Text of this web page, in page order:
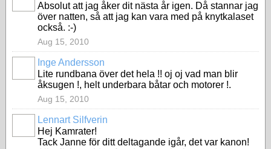
Absolut att jag åker dit nästa år igen. Då stannar jag
över natten, så att jag kan vara med på knytkalaset
också. :-)
Aug 15, 2010
Inge Andersson
Lite rundbana över det hela !! oj oj vad man blir
åksugen !, helt underbara båtar och motorer !.
Aug 15, 2010
Lennart Silfverin
Hej Kamrater!
Tack Janne för ditt deltagande igår, det var kanon!